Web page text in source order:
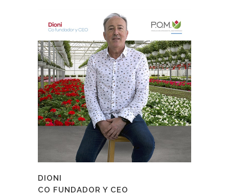
DIONI
CO FUNDADOR Y CEO